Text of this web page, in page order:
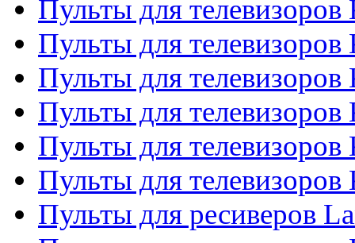
Пульты для
Пульты для телевизоров
Пульты для телевизоров
Пульты для телевизоров
Пульты для
Пульты для
Пульты для ресиверов